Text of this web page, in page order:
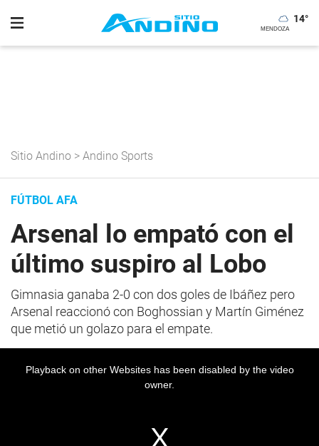
14°
Sitio Andino > Andino Sports
FÚTBOL AFA
Arsenal lo empató con el
último suspiro al Lobo
Gimnasia ganaba 2-0 con dos goles de Ibáñez pero
Arsenal reaccionó con Boghossian y Martín Giménez
que metió un golazo para el empate.
Playback on other Websites has been disabled by the video
owner.